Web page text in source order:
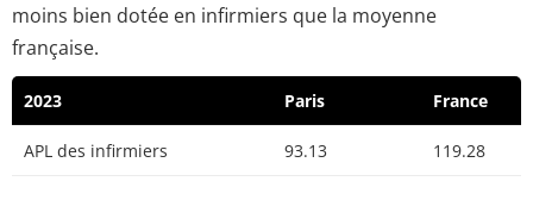
moins bien dotée en infirmiers que la moyenne
française.
2023 Paris France
APL des infirmiers 93.13 119.28